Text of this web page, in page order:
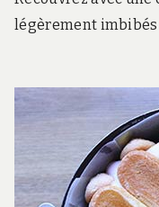
légèrement imbibés